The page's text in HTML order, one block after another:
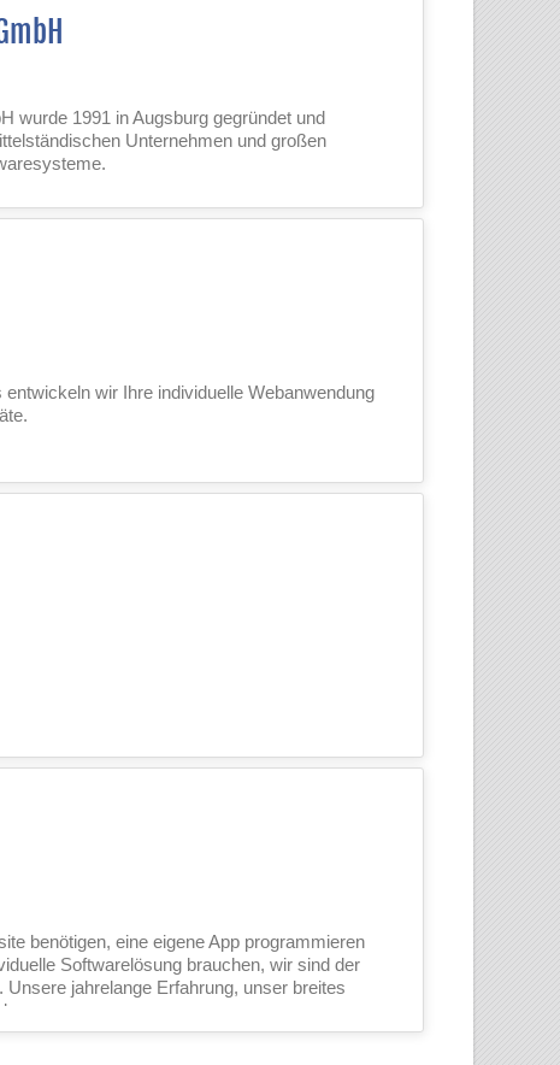
wurde 1991 in Augsburg gegründet und
Unternehmen und großen
wir Ihre individuelle Webanwendung
benötigen, eine eigene App programmieren
Softwarelösung brauchen, wir sind der
Unsere jahrelange Erfahrung, unser breites